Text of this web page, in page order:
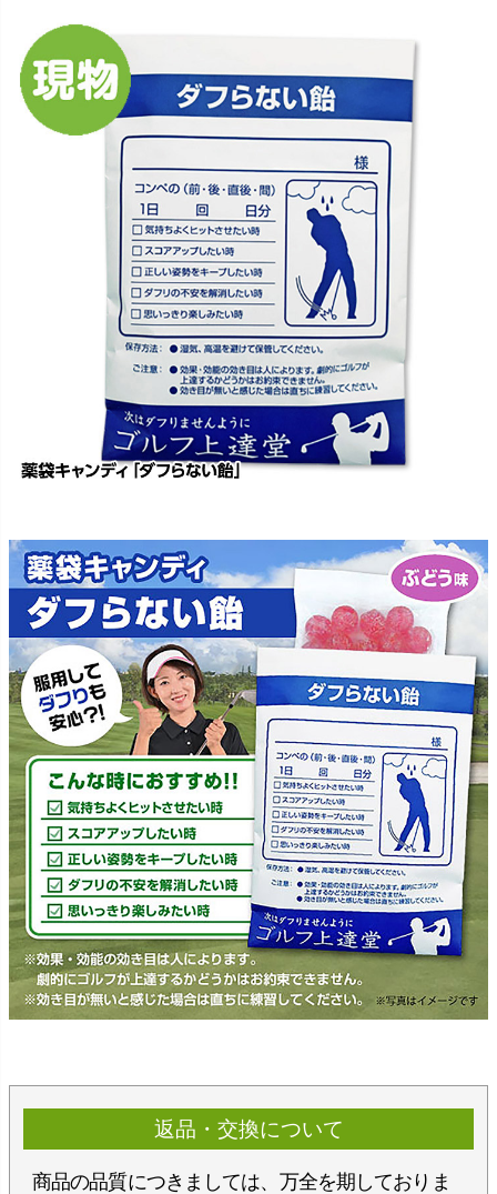
返品・交換について
商品の品質につきましては、万全を期しておりま